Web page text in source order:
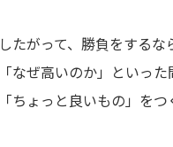
したがって、勝負をする
「なぜ高いのか」といっ
「ちょっと良いもの」をつ